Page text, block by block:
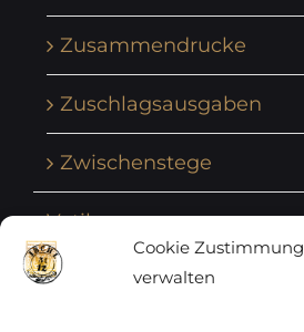
Cookie Zustimmung
verwalten
Zusammendrucke
Zuschlagsausgaben
Zwischenstege
Vatikan
Vereinte Nationen